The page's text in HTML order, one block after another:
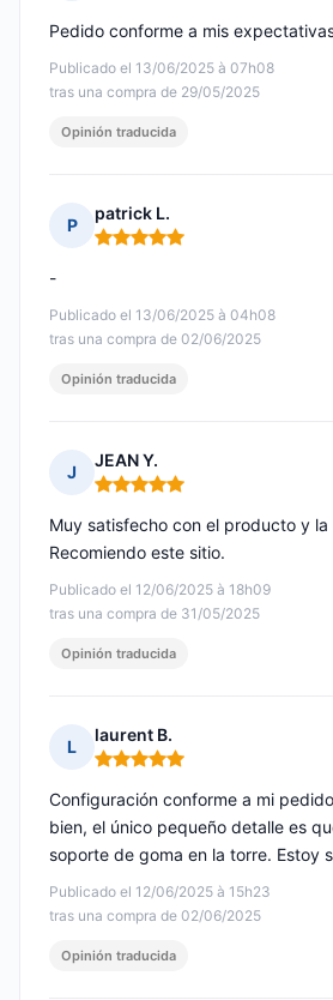
Publicado el 13/06/2025 à 07h08
tras una compra de 29/05/2025
Pedido conforme a mis
Opinión traducida
P
patrick L.
Nota: 5 de 5
Publicado el 13/06/2025 à 04h08
tras una compra de 02/06/2025
-
Opinión traducida
J
JEAN Y.
Nota: 5 de 5
Publicado el 12/06/2025 à 18h09
tras una compra de 31/05/2025
Muy satisfecho con el producto y
Recomiendo este sitio.
Opinión traducida
L
laurent B.
Nota: 5 de 5
Publicado el 12/06/2025 à 15h23
tras una compra de 02/06/2025
Configuración conforme a mi
bien, el único pequeño detalle es
soporte de goma en la torre. Estoy
Opinión traducida